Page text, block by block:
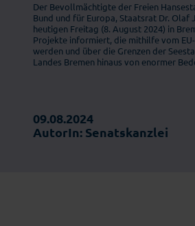
Der Bevollmächtigte der Freien
Bund und für Europa, Staatsrat Dr. Olaf
heutigen Freitag (8. August 2024) in
Projekte informiert, die mithilfe vom
werden und über die Grenzen der
Landes Bremen hinaus von enormer
09.08.2024
AutorIn: Senatskanzlei